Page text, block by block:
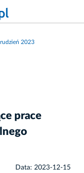
2023
prace
Data: 2023-12-15